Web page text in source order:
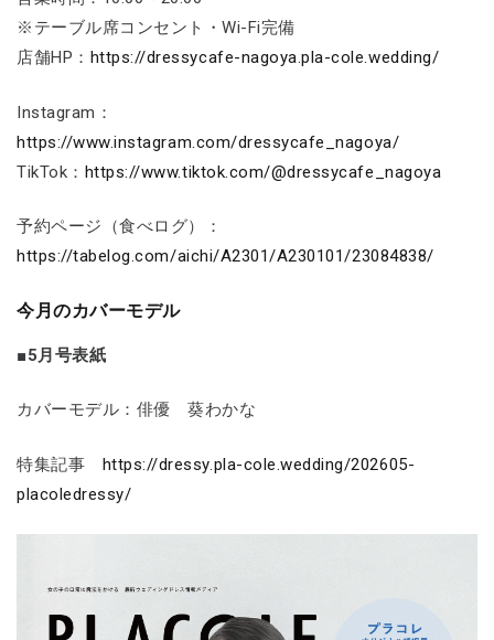
※テーブル席コンセント・Wi-Fi完備
店舗HP： https://dressycafe-nagoya.pla-cole.wedding/
Instagram：
https://www.instagram.com/dressycafe_nagoya/
TikTok： https://www.tiktok.com/@dressycafe_nagoya
予約ページ（食べログ）：
https://tabelog.com/aichi/A2301/A230101/23084838/
今月のカバーモデル
■5月号表紙
カバーモデル：俳優 葵わかな
特集記事 https://dressy.pla-cole.wedding/202605-
placoledressy/